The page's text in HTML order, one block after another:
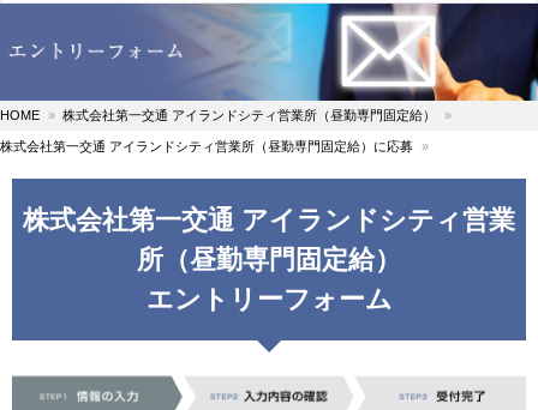
HOME 株式会社第一交通 アイランドシティ営業所（昼勤専門固定給）
株式会社第一交通 アイランドシティ営業所（昼勤専門固定給）に応募
株式会社第一交通 アイランドシティ営業
所（昼勤専門固定給）
エントリーフォーム